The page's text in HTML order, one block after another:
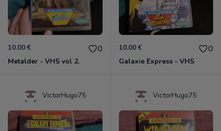
10.00 € 0
Metalder - VHS vol 2.
10.00 € 0
Galaxie Express - VHS
VictorHugo75 VictorHugo75